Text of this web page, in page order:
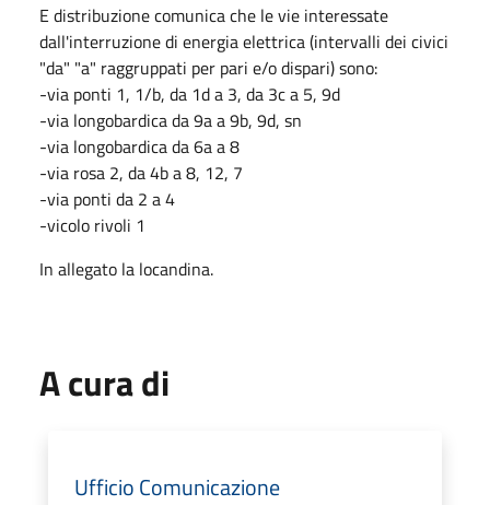
E distribuzione comunica che le vie interessate
dall'interruzione di energia elettrica (intervalli dei civici
"da" "a" raggruppati per pari e/o dispari) sono:
-via ponti 1, 1/b, da 1d a 3, da 3c a 5, 9d
-via longobardica da 9a a 9b, 9d, sn
-via longobardica da 6a a 8
-via rosa 2, da 4b a 8, 12, 7
-via ponti da 2 a 4
-vicolo rivoli 1
In allegato la locandina.
A cura di
Ufficio Comunicazione